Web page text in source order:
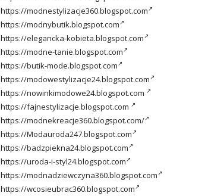
https://modnestylizacje360.blogspot.com
https://modnybutik.blogspot.com
https://elegancka-kobieta.blogspot.com
https://modne-tanie.blogspot.com
https://butik-mode.blogspot.com
https://modowestylizacje24.blogspot.com
https://nowinkimodowe24.blogspot.com
https://fajnestylizacje.blogspot.com
https://modnekreacje360.blogspot.com/
https://Modauroda247.blogspot.com
https://badzpiekna24.blogspot.com
https://uroda-i-styl24.blogspot.com
https://modnadziewczyna360.blogspot.com
https://wcosieubrac360.blogspot.com